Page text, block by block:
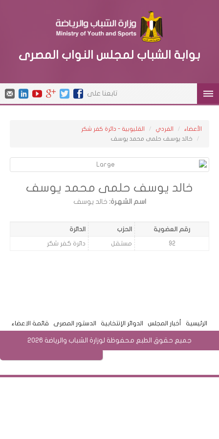
بوابة الشباب لمجلس النواب المصرى
تابعنا على
الأعضاء الفردي
القليوبية - دائرة كفر شكر
خالد يوسف حلمى محمد يوسف
خالد يوسف حلمى محمد يوسف
اسم الشهرة: خالد يوسف
رقم العضوية الحزب الدائرة
92 مستقل دائرة كفر شكر
الرئيسية أخبار المجلس الدوائر الإنتخابية الدستور المصرى قائمة الاعضاء
جميع حقوق الطبع محفوظة لوزارة الشباب والرياضة 2026